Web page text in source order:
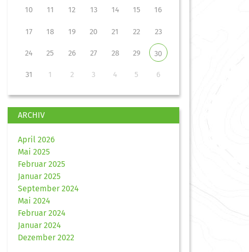
10 11 12 13 14 15 16
17 18 19 20 21 22 23
24 25 26 27 28 29 30
31 1 2 3 4 5 6
ARCHIV
April 2026
Mai 2025
Februar 2025
Januar 2025
September 2024
Mai 2024
Februar 2024
Januar 2024
Dezember 2022